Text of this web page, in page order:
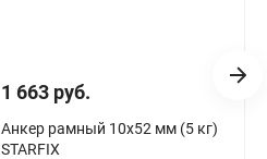
1 663 руб.
Анкер рамный 10х52 мм (5 кг)
STARFIX